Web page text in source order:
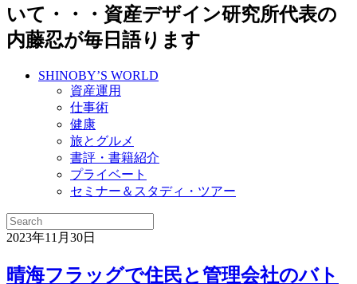
いて・・・資産デザイン研究所代表の
内藤忍が毎日語ります
SHINOBY’S WORLD
資産運用
仕事術
健康
旅とグルメ
書評・書籍紹介
プライベート
セミナー＆スタディ・ツアー
2023年11月30日
晴海フラッグで住民と管理会社のバト